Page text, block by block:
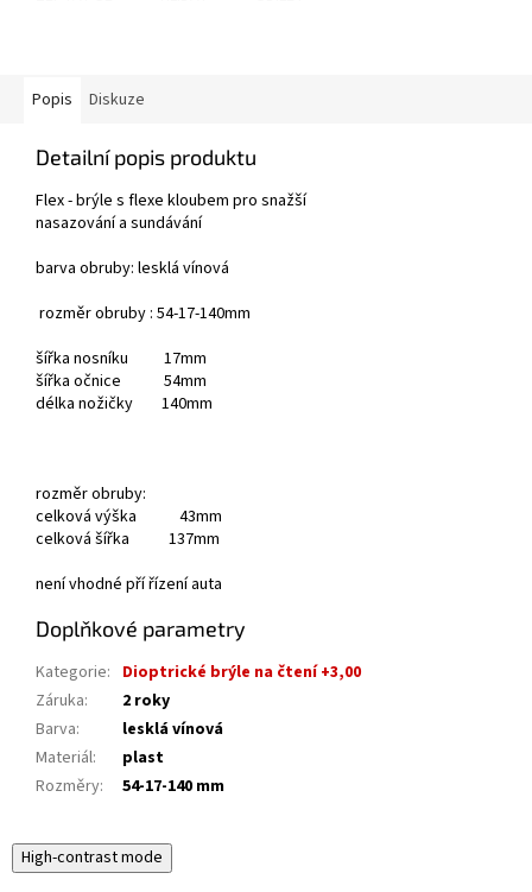
Popis Diskuze
Detailní popis produktu
Flex - brýle s flexe kloubem pro snažší
nasazování a sundávání
barva obruby: lesklá vínová
rozměr obruby : 54-17-140mm
šířka nosníku 17mm
šířka očnice 54mm
délka nožičky 140mm
rozměr obruby:
celková výška 43mm
celková šířka 137mm
není vhodné pří řízení auta
Doplňkové parametry
Kategorie: Dioptrické brýle na čtení +3,00
Záruka:
2 roky
Barva:
lesklá vínová
Materiál:
plast
Rozměry: 54-17-140 mm
High-contrast mode